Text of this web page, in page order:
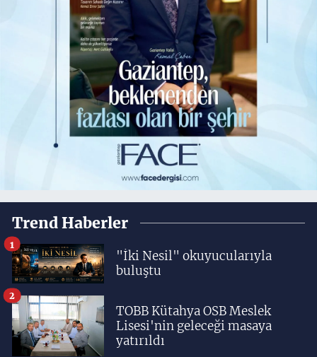
Trend Haberler
"İki Nesil" okuyucularıyla
buluştu
1
TOBB Kütahya OSB Meslek
Lisesi'nin geleceği masaya
yatırıldı
2